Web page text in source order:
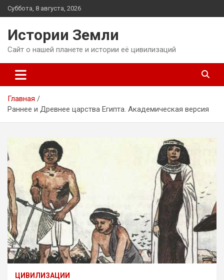
Перейти
к
Суббота, 8 августа, 2026
Истории Земли
Сайт о нашей планете и истории её цивилизаций
Главная
Раннее и Древнее царства Египта. Академическая версия
ЦИВИЛИЗАЦИИ